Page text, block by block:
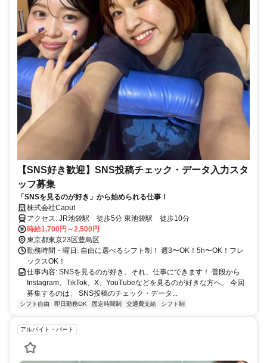
【SNS好き歓迎】SNS投稿チェック・データ入力スタ
ッフ募集
「SNSを見るのが好き」から始められる仕事！
株式会社Caput
アクセス: JR池袋駅 徒歩5分 東池袋駅 徒歩10分
時給1,700円～2,500円
東京都東京23区豊島区
勤務時間・曜日: 自由に選べるシフト制！ 週3〜OK！5h〜OK！フレ
ックスOK！
仕事内容: SNSを見るのが好き。それ、仕事にできます！ 普段から
Instagram、TikTok、X、YouTubeなどを見るのが好きな方へ。 今回
募集するのは、 SNS投稿のチェック・データ...
シフト自由 即日勤務OK 固定時間制 交通費支給 シフト制
アルバイト・パート